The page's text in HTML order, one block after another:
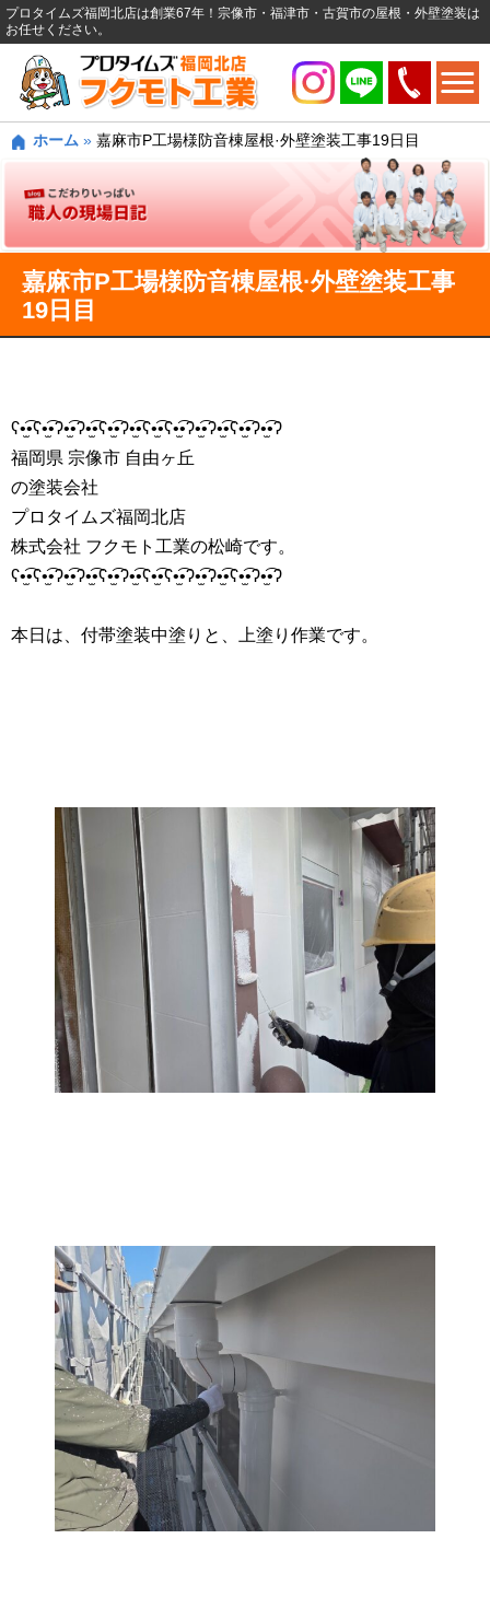
プロタイムズ福岡北店は創業67年！宗像市・福津市・古賀市の屋根・外壁塗装は
お任せください。
ホーム » 嘉麻市P工場様防音棟屋根·外壁塗装工事19日目
嘉麻市P工場様防音棟屋根·外壁塗装工事
19日目
ʕ•̫͡•ʕ•̫͡•ʔ•̫͡•ʔ•̫͡•ʕ•̫͡•ʔ•̫͡•ʕ•̫͡•ʕ•̫͡•ʔ•̫͡•ʔ•̫͡•ʕ•̫͡•ʔ•̫͡•ʔ
福岡県 宗像市 自由ヶ丘
の塗装会社
プロタイムズ福岡北店
株式会社 フクモト工業の松崎です。
ʕ•̫͡•ʕ•̫͡•ʔ•̫͡•ʔ•̫͡•ʕ•̫͡•ʔ•̫͡•ʕ•̫͡•ʕ•̫͡•ʔ•̫͡•ʔ•̫͡•ʕ•̫͡•ʔ•̫͡•ʔ
本日は、付帯塗装中塗りと、上塗り作業です。